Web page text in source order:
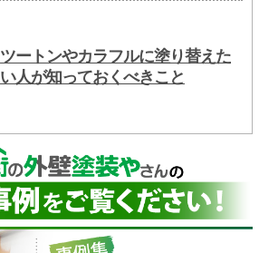
ツートンやカラフルに塗り替えた
い人が知っておくべきこと